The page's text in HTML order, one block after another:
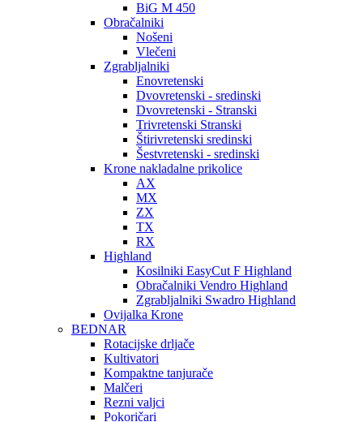
BiG M 450
Obračalniki
Nošeni
Vlečeni
Zgrabljalniki
Enovretenski
Dvovretenski - sredinski
Dvovretenski - Stranski
Trivretenski Stranski
Štirivretenski sredinski
Šestvretenski - sredinski
Krone nakladalne prikolice
AX
MX
ZX
TX
RX
Highland
Kosilniki EasyCut F Highland
Obračalniki Vendro Highland
Zgrabljalniki Swadro Highland
Ovijalka Krone
BEDNAR
Rotacijske drljače
Kultivatori
Kompaktne tanjurače
Malčeri
Rezni valjci
Pokoričari